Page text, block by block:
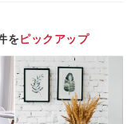
をピックアップ